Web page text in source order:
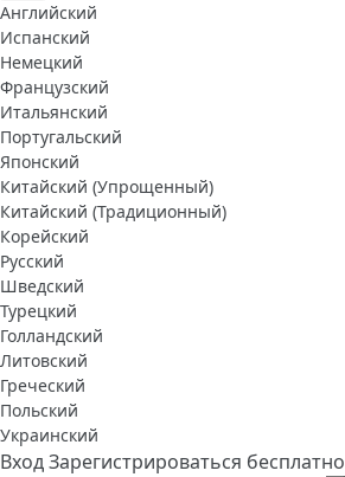
Английский
Испанский
Немецкий
Французский
Итальянский
Португальский
Японский
Китайский (Упрощенный)
Китайский (Традиционный)
Корейский
Русский
Шведский
Турецкий
Голландский
Литовский
Греческий
Польский
Украинский
ВходЗарегистрироваться бесплатно